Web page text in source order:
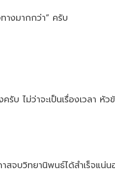
างมากกว่า” ครับ
บ ไม่ว่าจะเป็นเรื่องเวลา
สจบวิทยานิพนธ์ได้สำเร็จแน่น